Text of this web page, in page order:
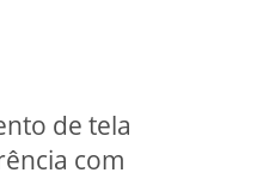
de tela
com